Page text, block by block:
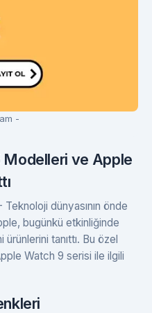
-
Modelleri ve Apple
dünyasının önde
bugünkü etkinliğinde
tanıttı. Bu özel
Watch 9 serisi ile ilgili